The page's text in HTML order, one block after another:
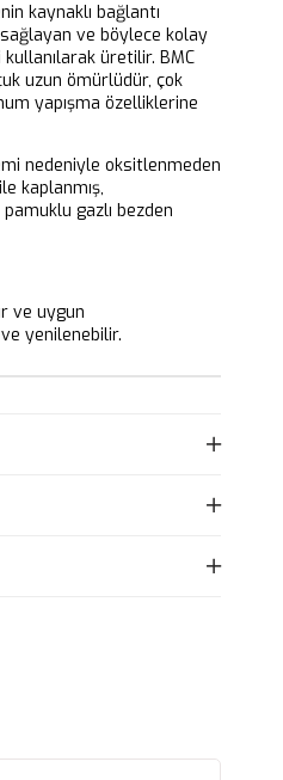
kaynaklı bağlantı
ve böylece kolay
kullanılarak üretilir. BMC
uzun ömürlüdür, çok
yapışma özelliklerine
nedeniyle oksitlenmeden
kaplanmış,
gazlı bezden
ve uygun
yenilenebilir.